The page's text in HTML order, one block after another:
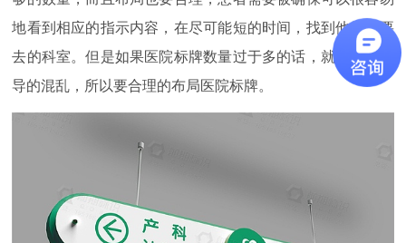
地看到相应的指示内容，在尽可能短的时间，找到他们想要
去的科室。但是如果医院标牌数量过于多的话，就会造成引
导的混乱，所以要合理的布局医院标牌。